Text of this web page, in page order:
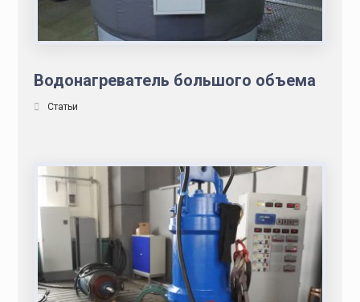
Водонагреватель большого объема
Статьи